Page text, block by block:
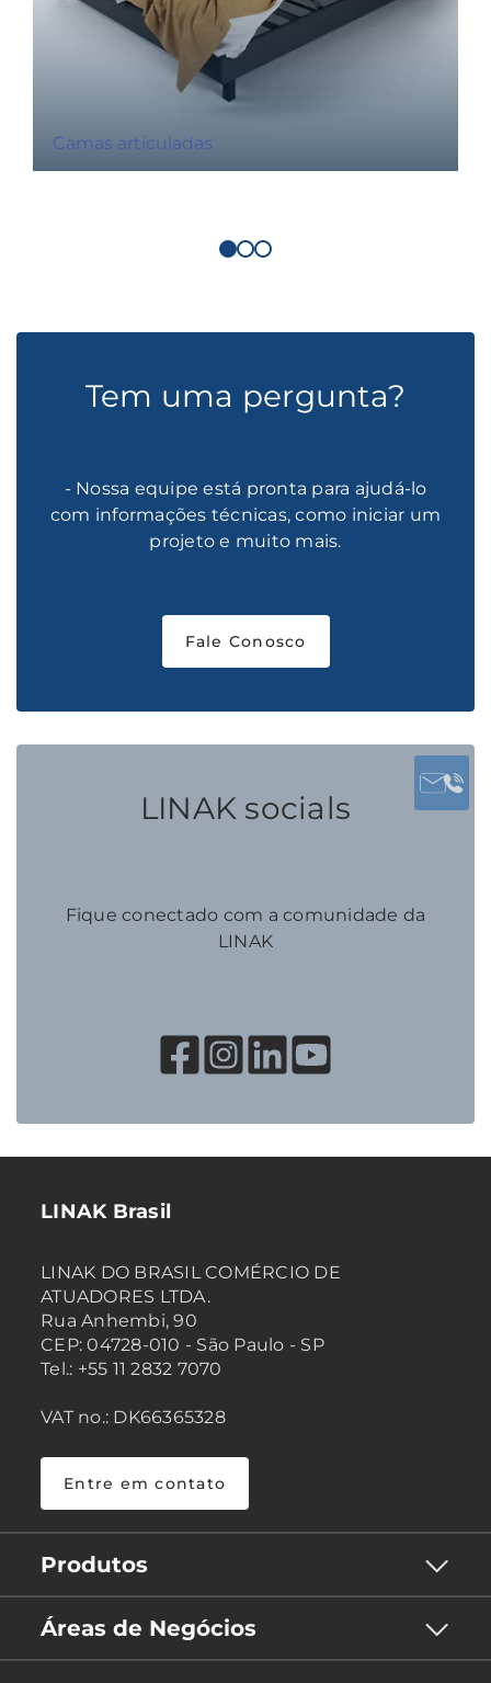
Camas articuladas
Tem uma pergunta?
- Nossa equipe está pronta para ajudá-lo
com informações técnicas, como iniciar um
projeto e muito mais.
Fale Conosco
LINAK socials
Fique conectado com a comunidade da
LINAK
LINAK Brasil
LINAK DO BRASIL COMÉRCIO DE
ATUADORES LTDA.
Rua Anhembi, 90
CEP: 04728-010 - São Paulo - SP
Tel.: +55 11 2832 7070
VAT no.: DK66365328
Entre em contato
Produtos
Áreas de Negócios